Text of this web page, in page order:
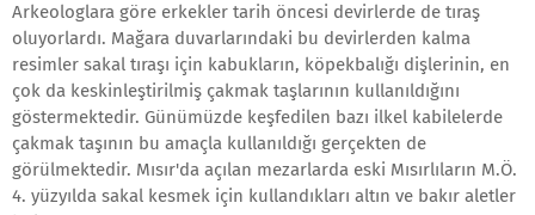
Arkeologlara göre erkekler tarih öncesi devirlerde de tıraş
oluyorlardı. Mağara duvarlarındaki bu devirlerden kalma
resimler sakal tıraşı için kabukların, köpekbalığı dişlerinin, en
çok da keskinleştirilmiş çakmak taşlarının kullanıldığını
göstermektedir. Günümüzde keşfedilen bazı ilkel kabilelerde
çakmak taşının bu amaçla kullanıldığı gerçekten de
görülmektedir. Mısır'da açılan mezarlarda eski Mısırlıların M.Ö.
4. yüzyılda sakal kesmek için kullandıkları altın ve bakır aletler